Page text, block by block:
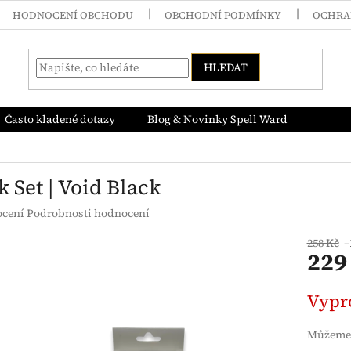
HODNOCENÍ OBCHODU OBCHODNÍ PODMÍNKY
HLEDAT
Často kladené dotazy Blog & Novinky Spell Ward
Set | Void Black
Podrobnosti hodnocení
258 Kč
cena: